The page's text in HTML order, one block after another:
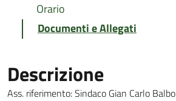
Orario
Documenti e Allegati
Descrizione
Ass. riferimento: Sindaco Gian Carlo Balbo